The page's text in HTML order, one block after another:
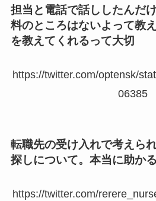
担当と電話で話ししたんだ
料のところはないよって教
を教えてくれるって大切
https://twitter.com/optensk/
06385
転職先の受け入れで考えら
探しについて。本当に助かる
https://twitter.com/